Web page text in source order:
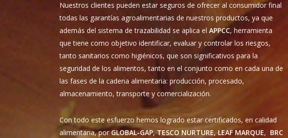
Nuestros clientes pueden estar seguros de ofrecer al consumidor final
todas las garantías agroalimentarias de nuestros productos, ya que
además del sistema de trazabilidad se aplica elAPPCC, herramienta
que tiene como objetivo identificar, evaluar y controlar los riesgos,
tanto sanitarios como higiénicos, que son significativos para la
seguridad de los alimentos, tanto en el conjunto como en cada una de
las fases de la cadena alimentaria: producción, procesado,
almacenamiento, transporte y comercialización.
Con todo este esfuerzo hemos logrado estar certificados, en calidad
alimentaria, porGLOBAL-GAP,TESCO NURTURE,LEAF MARQUE, BRC